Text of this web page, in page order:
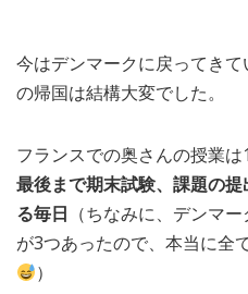
今はデンマークに戻ってき
の帰国は結構大変でした。
フランスでの奥さんの授業は
最後まで期末試験、課題の
る毎日 （ちなみに、デンマ
が3つあったので、本当に全
）